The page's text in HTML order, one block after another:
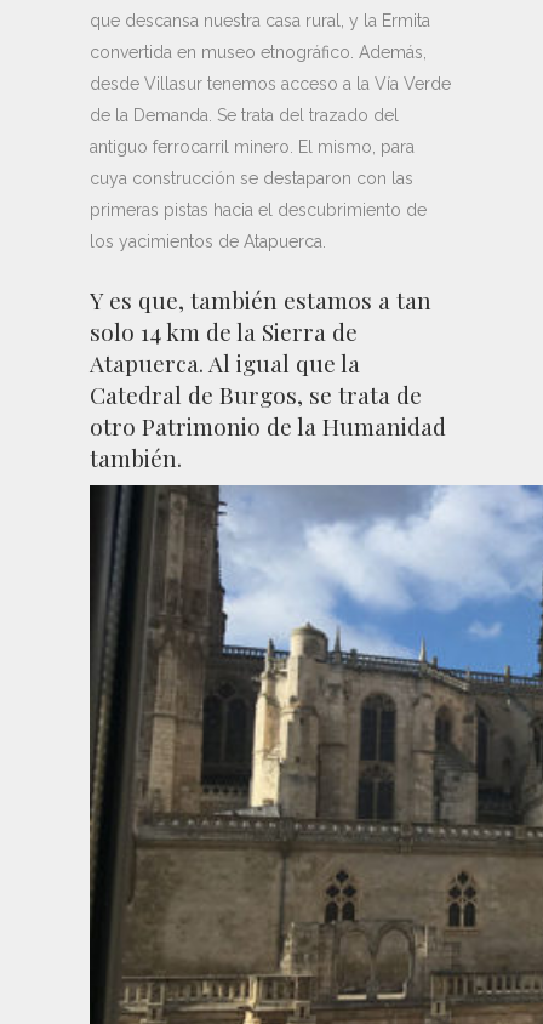
que descansa nuestra casa rural, y la Ermita
convertida en museo etnográfico. Además,
desde Villasur tenemos acceso a la Vía Verde
de la Demanda. Se trata del trazado del
antiguo ferrocarril minero. El mismo, para
cuya construcción se destaparon con las
primeras pistas hacia el descubrimiento de
los yacimientos de Atapuerca.
Y es que, también estamos a tan
solo 14 km de la Sierra de
Atapuerca. Al igual que la
Catedral de Burgos, se trata de
otro Patrimonio de la Humanidad
también.